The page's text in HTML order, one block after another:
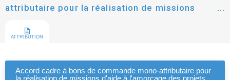
attributaire pour la réalisation de missions
ATTRIBUTION
Accord cadre à bons de commande mono-attributaire pour